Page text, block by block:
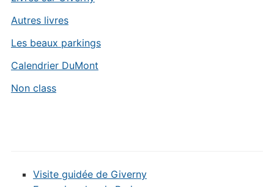
Autres livres
Les beaux parkings
Calendrier DuMont
Non class
Visite guidée de Giverny